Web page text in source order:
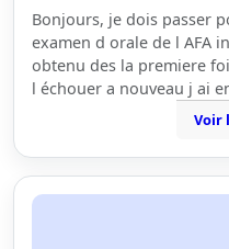
Bonjours, je dois passer
examen d orale de l AFA
obtenu des la premiere
l échouer a nouveau j ai
Voir